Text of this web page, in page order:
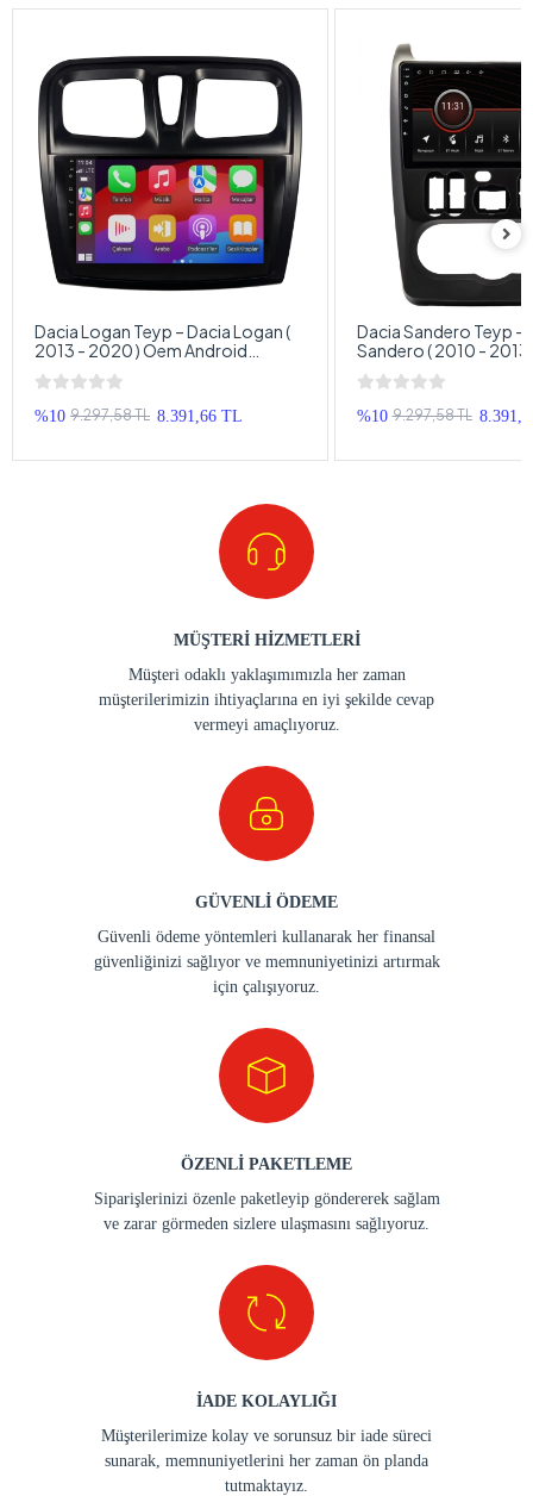
Dacia Logan Teyp – Dacia Logan (
2013 - 2020 ) Oem Android
Multimedya – Dacia Logan Android
Double Teyp
%10 9.297,58 TL 8.391,66 TL
Dacia Sandero Teyp –
Sandero ( 2010 - 2013
Android Multimedya –
Sandero Android
%10 9.297,58 TL
MÜŞTERİ HİZMETLERİ
Müşteri odaklı yaklaşımımızla her zaman
müşterilerimizin ihtiyaçlarına en iyi şekilde cevap
vermeyi amaçlıyoruz.
GÜVENLİ ÖDEME
Güvenli ödeme yöntemleri kullanarak her finansal
güvenliğinizi sağlıyor ve memnuniyetinizi artırmak
için çalışıyoruz.
ÖZENLİ PAKETLEME
Siparişlerinizi özenle paketleyip göndererek sağlam
ve zarar görmeden sizlere ulaşmasını sağlıyoruz.
İADE KOLAYLIĞI
Müşterilerimize kolay ve sorunsuz bir iade süreci
sunarak, memnuniyetlerini her zaman ön planda
tutmaktayız.